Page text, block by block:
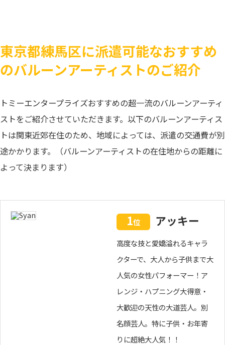
東京都練馬区に派遣可能なおすすめ
のバルーンアーティストのご紹介
トミーエンタープライズおすすめの超一流のバルーンアーティ
ストをご紹介させていただきます。以下のバルーンアーティス
トは関東近郊在住のため、地域によっては、派遣の交通費が別
途かかります。（バルーンアーティストの在住地からの距離に
よって決まります）
1位 アッキー
高度な技と愛嬌溢れるキャラ
クターで、大人から子供まで大
人気の女性パフォーマー！ア
レンジ・ハプニング大得意・
大歓迎の天性の大道芸人。別
名顔芸人。特に子供・お年寄
りに超絶大人気！！